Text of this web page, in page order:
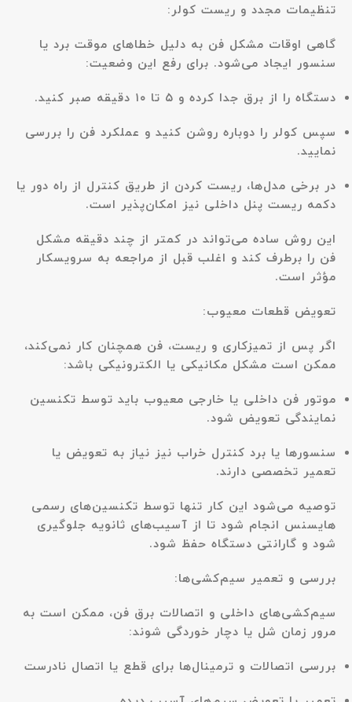
تنظیمات مجدد و ریست کولر:
گاهی اوقات مشکل فن به دلیل خطاهای موقت برد یا
سنسور ایجاد می‌شود. برای رفع این وضعیت:
دستگاه را از برق جدا کرده و ۵ تا ۱۰ دقیقه صبر کنید.
سپس کولر را دوباره روشن کنید و عملکرد فن را بررسی
نمایید.
در برخی مدل‌ها، ریست کردن از طریق کنترل از راه دور یا
دکمه ریست پنل داخلی نیز امکان‌پذیر است.
این روش ساده می‌تواند در کمتر از چند دقیقه مشکل
فن را برطرف کند و اغلب قبل از مراجعه به سرویسکار
مؤثر است.
تعویض قطعات معیوب:
اگر پس از تمیزکاری و ریست، فن همچنان کار نمی‌کند،
ممکن است مشکل مکانیکی یا الکترونیکی باشد:
موتور فن داخلی یا خارجی معیوب باید توسط تکنسین
نمایندگی تعویض شود.
سنسورها یا برد کنترل خراب نیز نیاز به تعویض یا
تعمیر تخصصی دارند.
توصیه می‌شود این کار تنها توسط تکنسین‌های رسمی
هایسنس انجام شود تا از آسیب‌های ثانویه جلوگیری
شود و گارانتی دستگاه حفظ شود.
بررسی و تعمیر سیم‌کشی‌ها:
سیم‌کشی‌های داخلی و اتصالات برق فن، ممکن است به
مرور زمان شل یا دچار خوردگی شوند:
بررسی اتصالات و ترمینال‌ها برای قطع یا اتصال نادرست